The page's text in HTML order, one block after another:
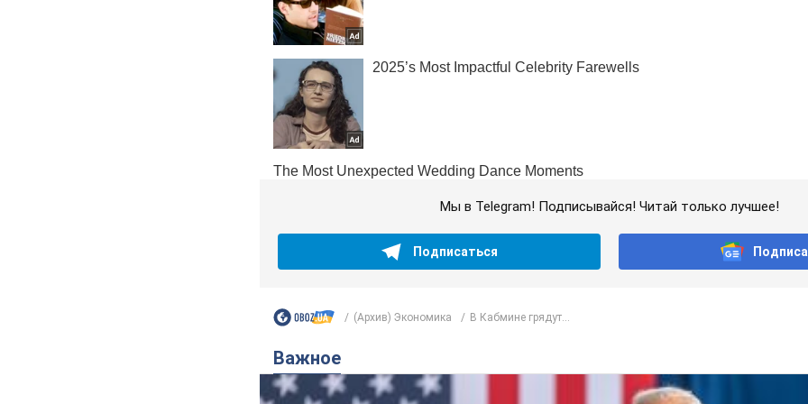
Мы в Telegram! Подписывайся! Читай только лучшее!
Подписаться
(Архив) Экономика В Кабмине грядут...
Важное